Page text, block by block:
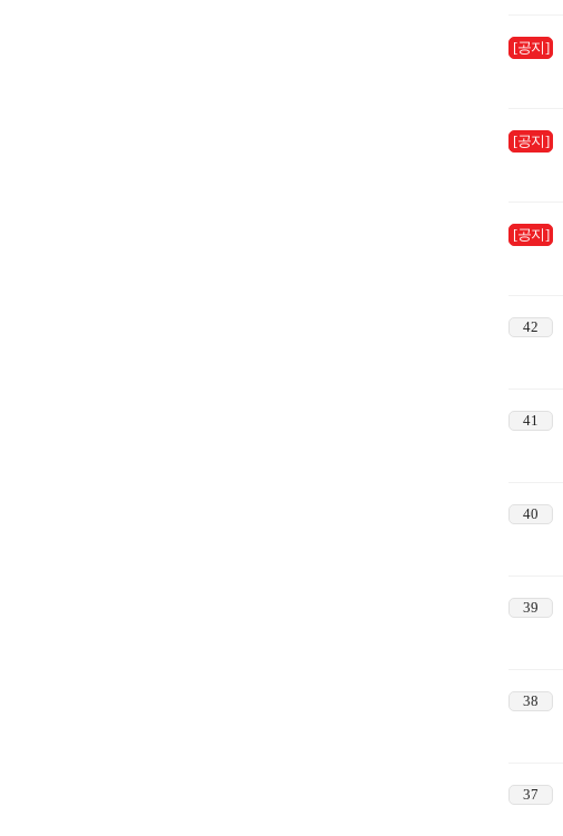
[공지]
[공지]
[공지]
42
41
40
39
38
37